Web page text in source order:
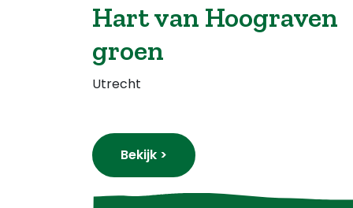
Hart van Hoograven
groen
Utrecht
Bekijk >